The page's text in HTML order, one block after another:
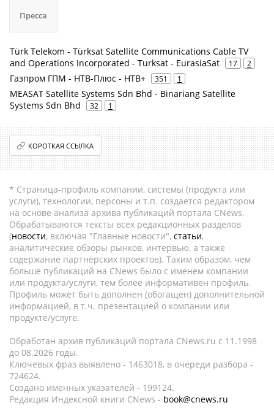
Пресса
Türk Telekom - Türksat Satellite Communications Cable TV
and Operations Incorporated - Turksat - EurasiaSat
17 2
Газпром ГПМ - НТВ-Плюс - НТВ+ 351 1
MEASAT Satellite Systems Sdn Bhd - Binariang Satellite
Systems Sdn Bhd
32 1
КОРОТКАЯ ССЫЛКА
* Страница-профиль компании, системы (продукта или
услуги), технологии, персоны и т.п. создается редактором
на основе анализа архива публикаций портала CNews.
Обрабатываются тексты всех редакционных разделов
(новости, включая "Главные новости", статьи,
аналитические обзоры рынков, интервью, а также
содержание партнёрских проектов). Таким образом, чем
больше публикаций на CNews было с именем компании
или продукта/услуги, тем более информативен профиль.
Профиль может быть дополнен (обогащен) дополнительной
информацией, в т.ч. презентацией о компании или
продукте/услуге.
Обработан архив публикаций портала CNews.ru c 11.1998
до 08.2026 годы.
Ключевых фраз выявлено - 1463018, в очереди разбора -
724624.
Создано именных указателей - 199124.
Редакция Индексной книги CNews - book@cnews.ru